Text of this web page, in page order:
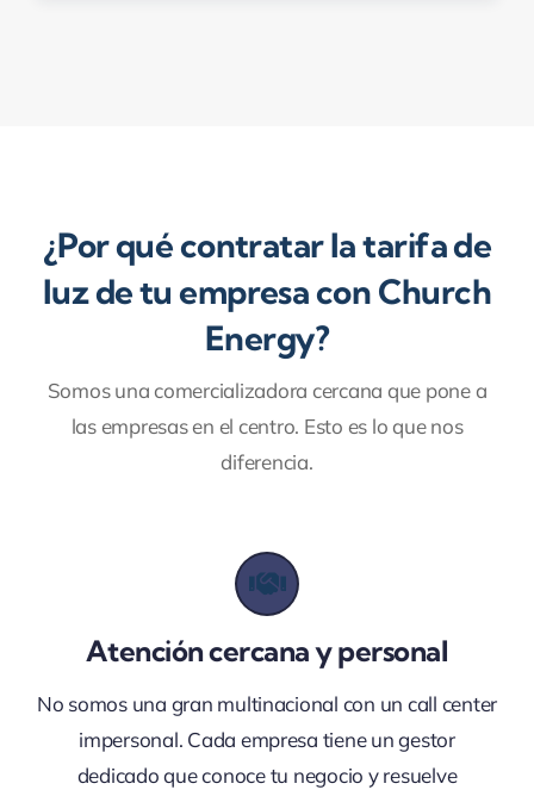
¿Por qué contratar la tarifa de
luz de tu empresa con Church
Energy?
Somos una comercializadora cercana que pone a
las empresas en el centro. Esto es lo que nos
diferencia.
Atención cercana y personal
No somos una gran multinacional con un call center
impersonal. Cada empresa tiene un gestor
dedicado que conoce tu negocio y resuelve